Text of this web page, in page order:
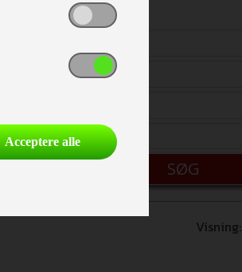
SØG
Visning:
Acceptere alle